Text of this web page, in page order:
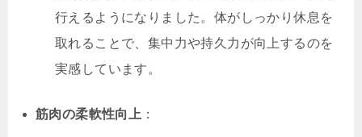
行えるようになりました。体がしっかり休息を
取れることで、集中力や持久力が向上するのを
実感しています。
筋肉の柔軟性向上 ：